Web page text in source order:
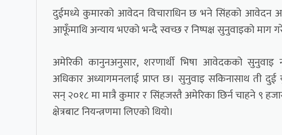
दुईमध्ये कुमारको आवेदन विचाराधिन छ भने सिंहको आवेदन
आफूँमाथि अन्याय भएको भन्दै स्वच्छ र निष्पक्ष सुनुवाइको माग
अमेरिकी कानुनअनुसार, शरणार्थी भिषा आवेदकको
अधिकार अध्यागमनलाई प्राप्त छ। सुनुवाइ सकिनासाथ ती
सन् २०१८ मा मात्रै कुमार र सिंहजस्तै अमेरिका छिर्न चाहने ९
क्षेत्रबाट नियन्त्रणमा लिएको थियो।